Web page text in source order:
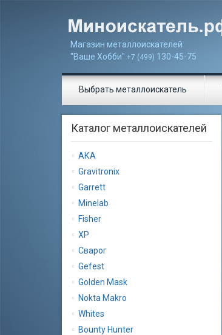
Магазин металлоискателей
"Ваше Хобби" +7 (499) 130-45-75
Выбрать металлоискатель
Каталог металлоискателей
АКА
Gravitronix
Garrett
Minelab
Fisher
XP
Сварог
Gеfеst
Golden Mask
Nokta Makro
Whites
Bounty Hunter